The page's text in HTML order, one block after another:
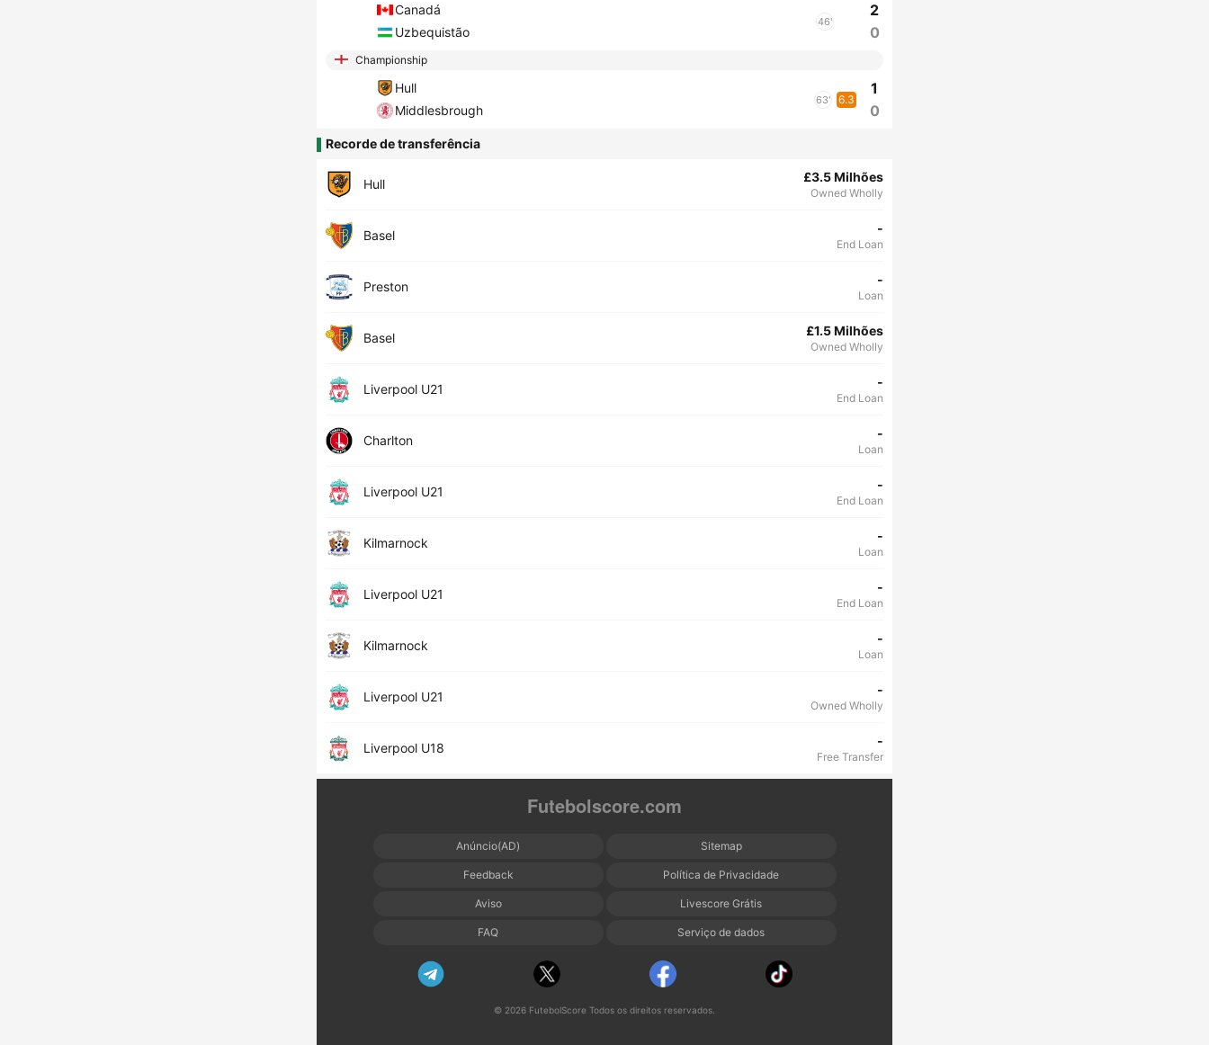
Canadá
Uzbequistão
46'
2
0
Championship
Hull
Middlesbrough
63' 6.3
1
0
Recorde de transferência
Hull £3.5 Milhões
Owned Wholly
Basel -
End Loan
Preston -
Loan
Basel £1.5 Milhões
Owned Wholly
Liverpool U21 -
End Loan
Charlton -
Loan
Liverpool U21 -
End Loan
Kilmarnock -
Loan
Liverpool U21 -
End Loan
Kilmarnock -
Loan
Liverpool U21 -
Owned Wholly
Liverpool U18 -
Free Transfer
Futebolscore.com
Anúncio(AD) Sitemap
Feedback Política de Privacidade
Aviso Livescore Grátis
FAQ Serviço de dados
© 2026 FutebolScore Todos os direitos reservados.